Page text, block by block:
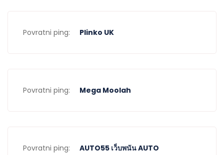
Povratni ping: Plinko UK
Povratni ping: Mega Moolah
Povratni ping: AUTO55 เว็บพนัน AUTO